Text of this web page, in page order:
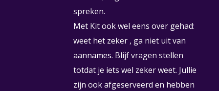
spreken.
Met Kit ook wel eens over gehad:
weet het zeker , ga niet uit van
aannames. Blijf vragen stellen
totdat je iets wel zeker weet. Jullie
zijn ook afgeserveerd en hebben